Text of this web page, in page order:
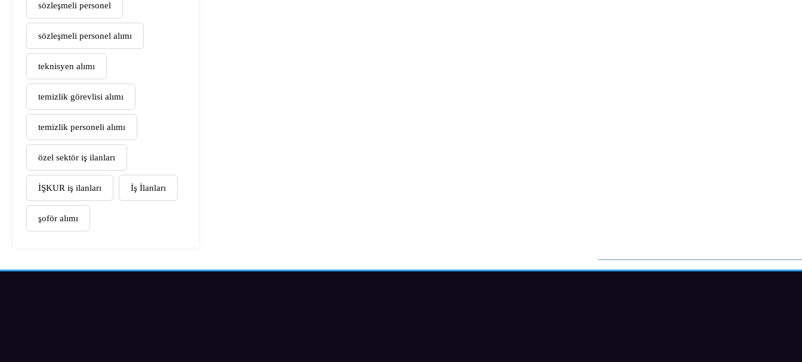
sözleşmeli personel
sözleşmeli personel alımı
teknisyen alımı
temizlik görevlisi alımı
temizlik personeli alımı
özel sektör iş ilanları
İŞKUR iş ilanları İş İlanları
şoför alımı